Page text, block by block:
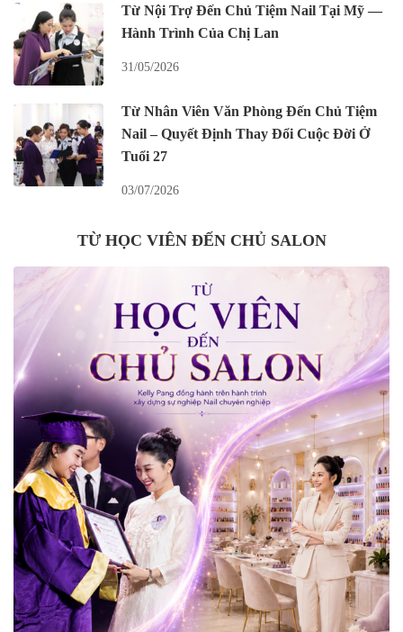
Từ Nội Trợ Đến Chủ Tiệm Nail Tại Mỹ —
Hành Trình Của Chị Lan
31/05/2026
Từ Nhân Viên Văn Phòng Đến Chủ Tiệm
Nail – Quyết Định Thay Đổi Cuộc Đời Ở
Tuổi 27
03/07/2026
TỪ HỌC VIÊN ĐẾN CHỦ SALON